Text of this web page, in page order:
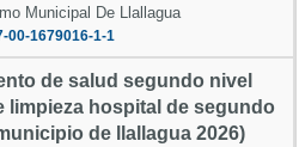
Municipal De Llallagua
00-1679016-1-1
de salud segundo nivel
limpieza hospital de segundo
de llallagua 2026)